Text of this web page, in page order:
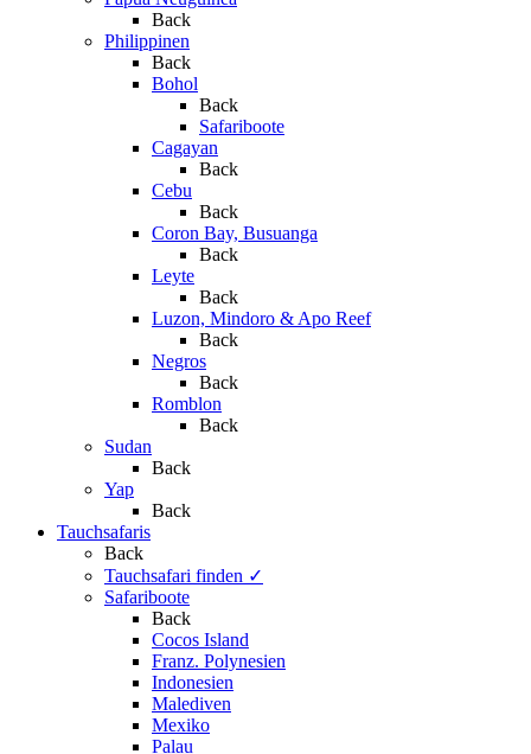
Back
Philippinen
Back
Bohol
Back
Safariboote
Cagayan
Back
Cebu
Back
Coron Bay, Busuanga
Back
Leyte
Back
Luzon, Mindoro & Apo Reef
Back
Negros
Back
Romblon
Back
Sudan
Back
Yap
Back
Tauchsafaris
Back
Tauchsafari finden ✓
Safariboote
Back
Cocos Island
Franz. Polynesien
Indonesien
Malediven
Mexiko
Palau